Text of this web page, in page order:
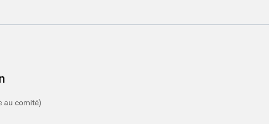
au comité)